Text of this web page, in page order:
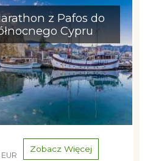
z Pafos do
Cypru
Zobacz Więcej